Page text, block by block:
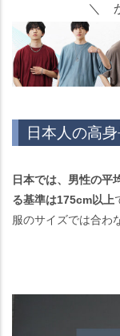
＼ か
日本人の高
日本では、男性の平
る基準は175cm以上
服のサイズでは合わ